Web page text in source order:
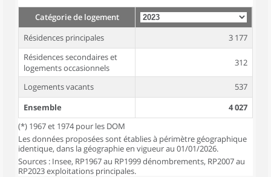
Catégorie de logement
Résidences principales
3 177
Résidences secondaires et
logements occasionnels
312
Logements vacants
537
Ensemble
4 027
(*) 1967 et 1974 pour les DOM
Les données proposées sont établies à périmètre géographique
identique, dans la géographie en vigueur au 01/01/2026.
Sources : Insee, RP1967 au RP1999 dénombrements, RP2007 au
RP2023 exploitations principales.